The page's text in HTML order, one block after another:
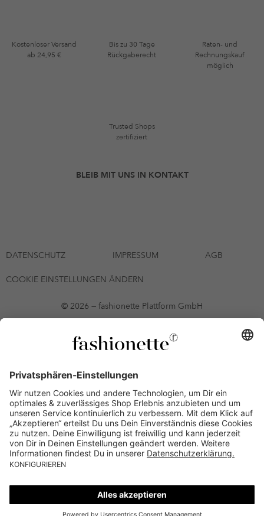
Kostenloser Versand
ab 24,95 €
Bis zu 30 Tage
Rückgaberecht
Raten- und
Rechnungskauf
möglich
Trusted Shops
zertifiziert
BLEIB MIT UNS IN KONTAKT
DATENSCHUTZ IMPRESSUM AGB
COOKIE EINSTELLUNGEN ÄNDERN
© 2026 — fashionette Plattform GmbH
*Gutschein bis zum 12.08.2026 mehrmals auf alle Artikel der Seite
fashionette.at/selected-styles anwendbar. Es gelten die in den AGB
Einzelne Marken und Artikel können ausgeschlossen sein. Bonität
vorausgesetzt, alle Preise inkl. MwSt. und ohne Versandkosten. Bei
Ratenkäufen kann die letzte Rate geringfügig abweichen. Die
Anzahl der Raten und die jeweilige Verfügbarkeit von
Zahlungsmethoden kann variieren. Die Prominenten, die
namentlich genannt oder dargestellt werden, haben keine der auf
der Website angebotenen Artikel anerkannt, empfohlen oder
befürwortet. Lieferungen sind nur an Lieferadressen in Österreich